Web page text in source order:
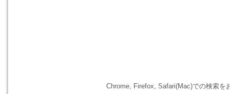
Chrome, Firefox, Safari(Mac)での検索を